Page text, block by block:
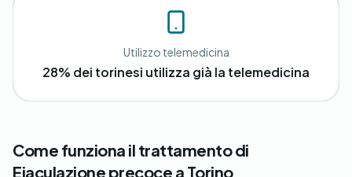
Utilizzo telemedicina
28% dei torinesi utilizza già la telemedicina
Come funziona il trattamento di
Eiaculazione precoce a Torino